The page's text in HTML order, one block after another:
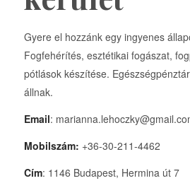
Gyere el hozzánk egy ingyenes
Fogfehérítés, esztétikai fogászat,
pótlások készítése.
állnak.
Email:
Mobilszám: +36-30-211-4462
Cím: 1146 Budapest, Hermina út 7